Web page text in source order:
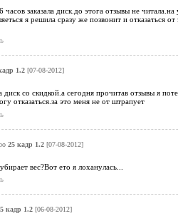
часов заказала диск.до этога отзывы не
я решила сразу же позвонит и отказаться
1.2[07-08-2012]
диск со скидкой.а сегодня прочитав отзывы я
отказаться.за это меня не от штрапует
25 кадр 1.2[07-08-2012]
вес?Вот ето я лоханулась...
кадр 1.2[06-08-2012]